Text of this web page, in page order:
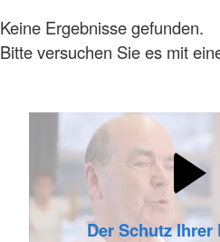
Keine Ergebnisse gefunden.
Bitte versuchen Sie es mit
Der Schutz Ihrer